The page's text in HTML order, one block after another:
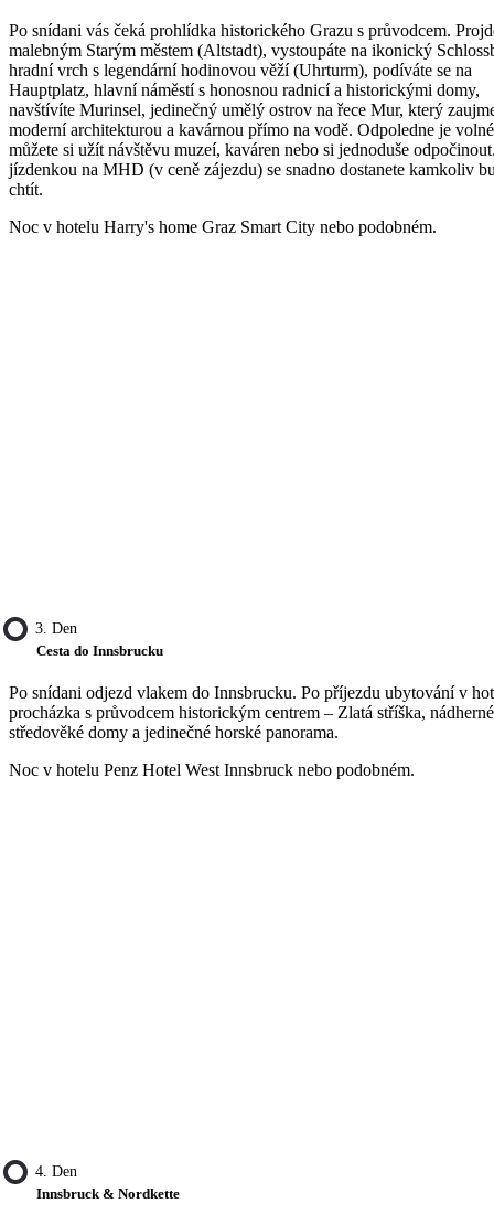
Po snídani vás čeká prohlídka historického Grazu s průvodcem.
malebným Starým městem (Altstadt), vystoupáte na ikonický
hradní vrch s legendární hodinovou věží (Uhrturm), podíváte se na
Hauptplatz, hlavní náměstí s honosnou radnicí a historickými domy,
navštívíte Murinsel, jedinečný umělý ostrov na řece Mur, který
moderní architekturou a kavárnou přímo na vodě. Odpoledne je
můžete si užít návštěvu muzeí, kaváren nebo si jednoduše
jízdenkou na MHD (v ceně zájezdu) se snadno dostanete kamkoliv
chtít.
Noc v hotelu Harry's home Graz Smart City nebo podobném.
3. Den
Cesta do Innsbrucku
Po snídani odjezd vlakem do Innsbrucku. Po příjezdu ubytování v
procházka s průvodcem historickým centrem – Zlatá stříška, nádherné
středověké domy a jedinečné horské panorama.
Noc v hotelu Penz Hotel West Innsbruck nebo podobném.
4. Den
Innsbruck & Nordkette